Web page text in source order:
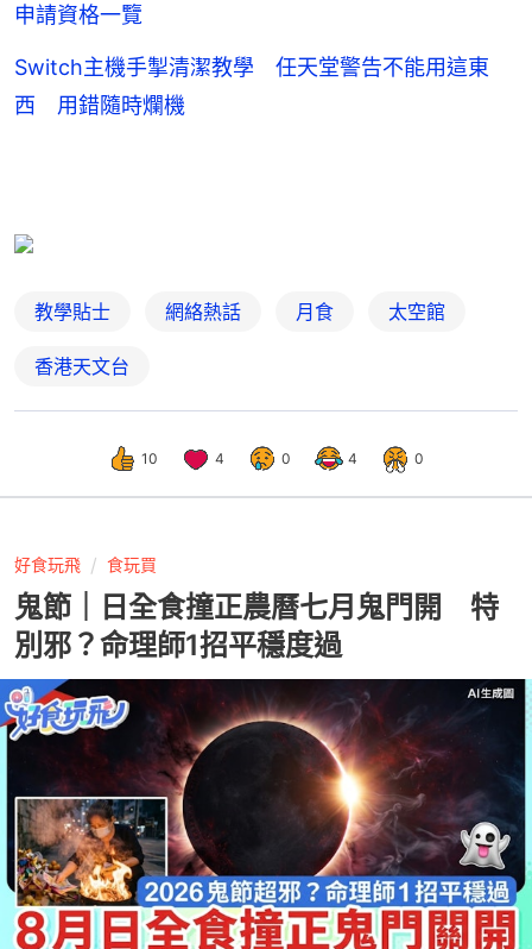
申請資格一覽
Switch主機手掣清潔教學 任天堂警告不能用這東
西 用錯隨時爛機
教學貼士 網絡熱話 月食 太空館
香港天文台
10 4 0 4 0
好食玩飛 食玩買
鬼節｜日全食撞正農曆七月鬼門開 特
別邪？命理師1招平穩度過